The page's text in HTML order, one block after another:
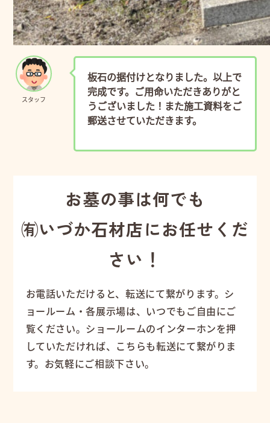
スタッフ
板石の据付けとなりました。以上で
完成です。ご用命いただきありがと
うございました！また施工資料をご
郵送させていただきます。
お墓の事は何でも
㈲いづか石材店にお任せくだ
さい！
お電話いただけると、転送にて繋がります。シ
ョールーム・各展示場は、いつでもご自由にご
覧ください。ショールームのインターホンを押
していただければ、こちらも転送にて繋がりま
す。お気軽にご相談下さい。